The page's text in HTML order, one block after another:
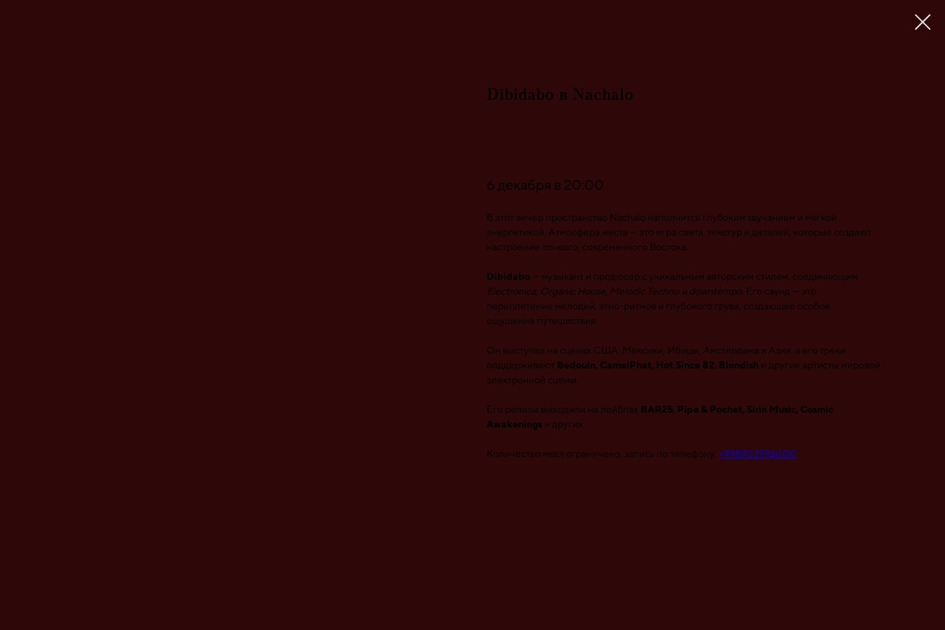
Dibidabo в Nachalo
6 декабря в 20:00
В этот вечер пространство Nachalo наполнится глубоким звучанием и мягкой
энергетикой. Атмосфера места — это игра света, текстур и деталей, которые создают
настроение тонкого, современного Востока.
Dibidabo — музыкант и продюсер с уникальным авторским стилем, соединяющим
Electronica, Organic House, Melodic Techno и downtempo . Его саунд — это
переплетение мелодий, этно-ритмов и глубокого грува, создающее особое
ощущение путешествия.
Он выступал на сценах США, Мексики, Ибицы, Амстердама и Азии, а его треки
поддерживают Bedouin, CamelPhat, Hot Since 82, Blondish и другие артисты мировой
электронной сцены.
Его релизы выходили на лейблах BAR25, Pipe & Pochet, Sirin Music, Cosmic
Awakenings и других.
Количество мест ограничено, запись по телефону: +998903996000